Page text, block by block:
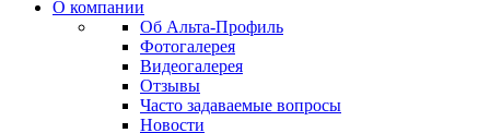
О компании
Об Альта-Профиль
Фотогалерея
Видеогалерея
Отзывы
Часто задаваемые вопросы
Новости